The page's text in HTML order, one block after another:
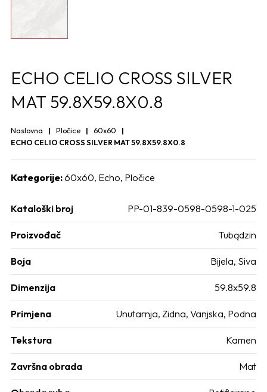
ECHO CELIO CROSS SILVER
MAT 59.8X59.8X0.8
Naslovna Pločice
60x60
ECHO CELIO CROSS SILVER MAT 59.8X59.8X0.8
Kategorije:60x60, Echo, Pločice
Kataloški broj PP-01-839-0598-0598-1-025
Proizvođač Tubądzin
Boja Bijela, Siva
Dimenzija 59.8x59.8
Primjena Unutarnja, Zidna, Vanjska, Podna
Tekstura Kamen
Završna obrada Mat